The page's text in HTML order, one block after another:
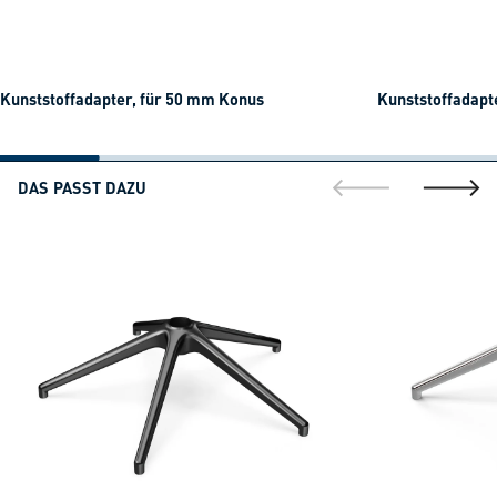
Kunststoffadapter, für 50 mm Konus
DAS PASST DAZU
gehe zur gehe